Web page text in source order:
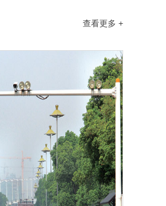
查看更多 +